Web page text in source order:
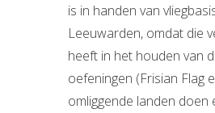
is in handen van
Leeuwarden, omdat die
heeft in het houden van
oefeningen (Frisian Flag
omliggende landen doen